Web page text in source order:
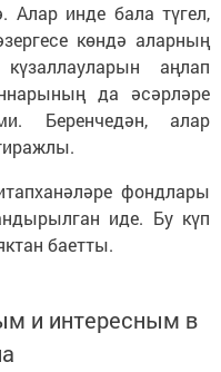
инде бала түгел,
көндә аларның
аңлап
да әсәрләре
Беренчедән, алар
фондлары
иде. Бу күп
баетты.
и интересным в